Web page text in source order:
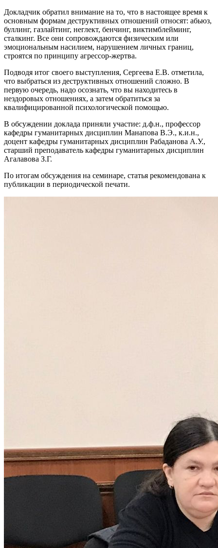
Докладчик обратил внимание на то, что в настоящее время к
основным формам деструктивных отношений относят: абьюз,
буллинг, газлайтинг, неглект, бенчинг, виктимблейминг,
сталкинг. Все они сопровождаются физическим или
эмоциональным насилием, нарушением личных границ,
строятся по принципу агрессор-жертва.
Подводя итог своего выступления, Сергеева Е.В. отметила,
что выбраться из деструктивных отношений сложно. В
первую очередь, надо осознать, что вы находитесь в
нездоровых отношениях, а затем обратиться за
квалифицированной психологической помощью.
В обсуждении доклада приняли участие: д.ф.н., профессор
кафедры гуманитарных дисциплин Манапова В.Э., к.и.н.,
доцент кафедры гуманитарных дисциплин Рабаданова А.У.,
старший преподаватель кафедры гуманитарных дисциплин
Агалавова З.Г.
По итогам обсуждения на семинаре, статья рекомендована к
публикации в периодической печати.